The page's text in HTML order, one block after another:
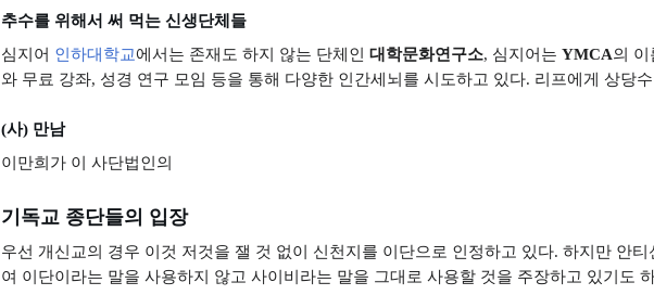
추수를 위해서 써 먹는 신생단체들
심지어 인하대학교에서는 존재도 하지 않는 단체인 대학문화연구소, 심지어는 YMCA의 이
와 무료 강좌, 성경 연구 모임 등을 통해 다양한 인간세뇌를 시도하고 있다. 리프에게 상당
(사) 만남
이만희가 이 사단법인의
기독교 종단들의 입장
우선 개신교의 경우 이것 저것을 잴 것 없이 신천지를 이단으로 인정하고 있다. 하지만 안
여 이단이라는 말을 사용하지 않고 사이비라는 말을 그대로 사용할 것을 주장하고 있기도